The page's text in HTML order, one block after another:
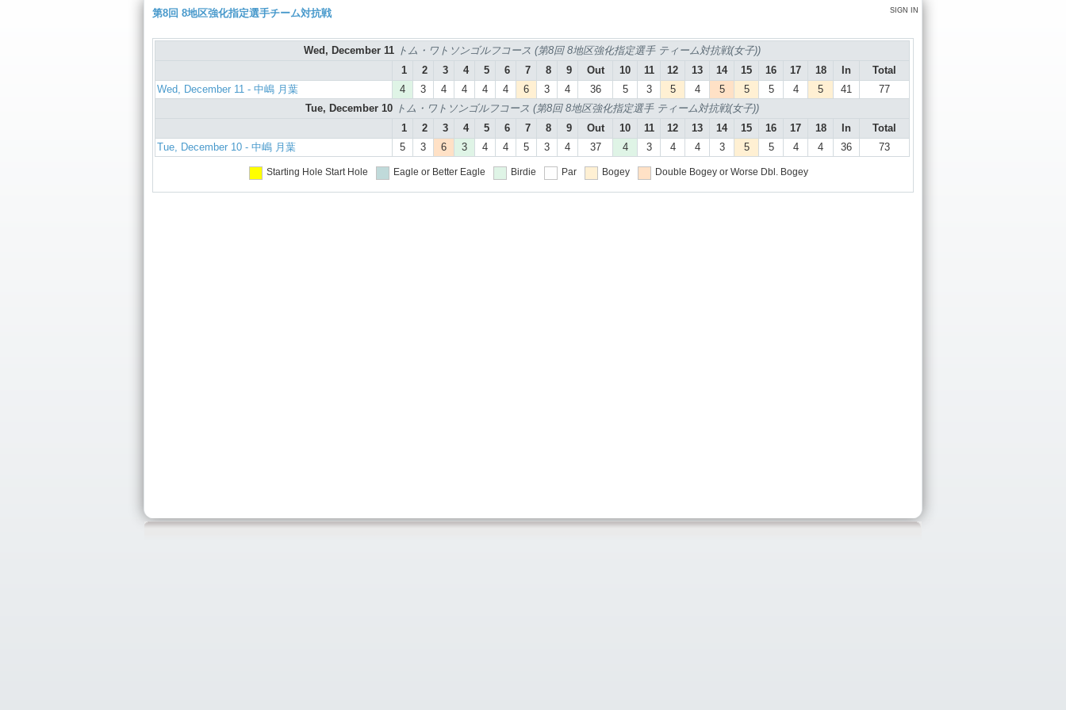
SIGN IN
第8回 8地区強化指定選手チーム対抗戦
Wed, December 11 トム・ワトソンゴルフコース (第8回 8地区強化指定選手 ティーム対抗戦(女子))
1
2 3 4 5 6 7 8 9 Out 10 11 12 13 14 15 16 17 18 In
Total
Wed, December 11 - 中嶋 月葉
4 3 4 4 4 4 6 3 4 36 5 3 5 4 5 5 5 4 5 41
77
Tue, December 10 トム・ワトソンゴルフコース (第8回 8地区強化指定選手 ティーム対抗戦(女子))
1
2 3 4 5 6 7 8 9 Out 10 11 12 13 14 15 16 17 18 In
Total
Tue, December 10 - 中嶋 月葉
5 3 6 3 4 4 5 3 4 37 4 3 4 4 3 5 5 4 4 36 73
Starting Hole Start Hole Eagle or Better Eagle Birdie Par Bogey Double Bogey or Worse Dbl. Bogey